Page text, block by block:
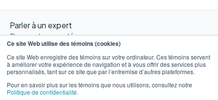
Ce site Web utilise des témoins (cookies)
Ce site Web enregistre des témoins sur votre ordinateur. Ces témoins servent
à améliorer votre expérience de navigation et à vous offrir des services plus
personnalisés, tant sur ce site que par l’entremise d’autres plateformes.
Pour en savoir plus sur les témoins que nous utilisons, consultez notre
Politique de confidentialité.
Parler à un expert
Demander une démo
Obtenir un devis
Contacter nous